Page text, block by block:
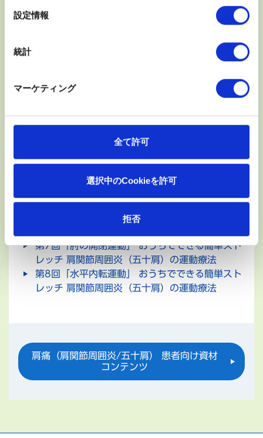
設定情報
統計
マーケティング
全て許可
選択中のCookieを許可
拒否
第1回「おじぎ運動」 おうちでできる簡単スト
第2回「振り子運動」 おうちでできる簡単スト
第3回「仰向けでの挙上運動」 おうちでできる簡
第4回「ぞうきんがけ挙上運動」 おうちでできる
簡単ストレッチ 肩関節周囲炎（五十肩）の運動療
第5回「壁を使った挙上運動」 おうちでできる簡
単ストレッチ 肩関節周囲炎（五十肩）の運動療法
第6回「背中での内旋運動」 おうちでできる簡単
第7回「肘の開閉運動」 おうちでできる簡単スト
レッチ 肩関節周囲炎（五十肩）の運動療法
第8回「水平内転運動」 おうちでできる簡単スト
レッチ 肩関節周囲炎（五十肩）の運動療法
肩痛（肩関節周囲炎/五十肩） 患者向け資材
コンテンツ